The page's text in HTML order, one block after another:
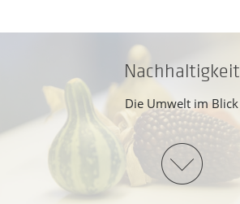
Nachhaltigkeit
Die Umwelt im Blick